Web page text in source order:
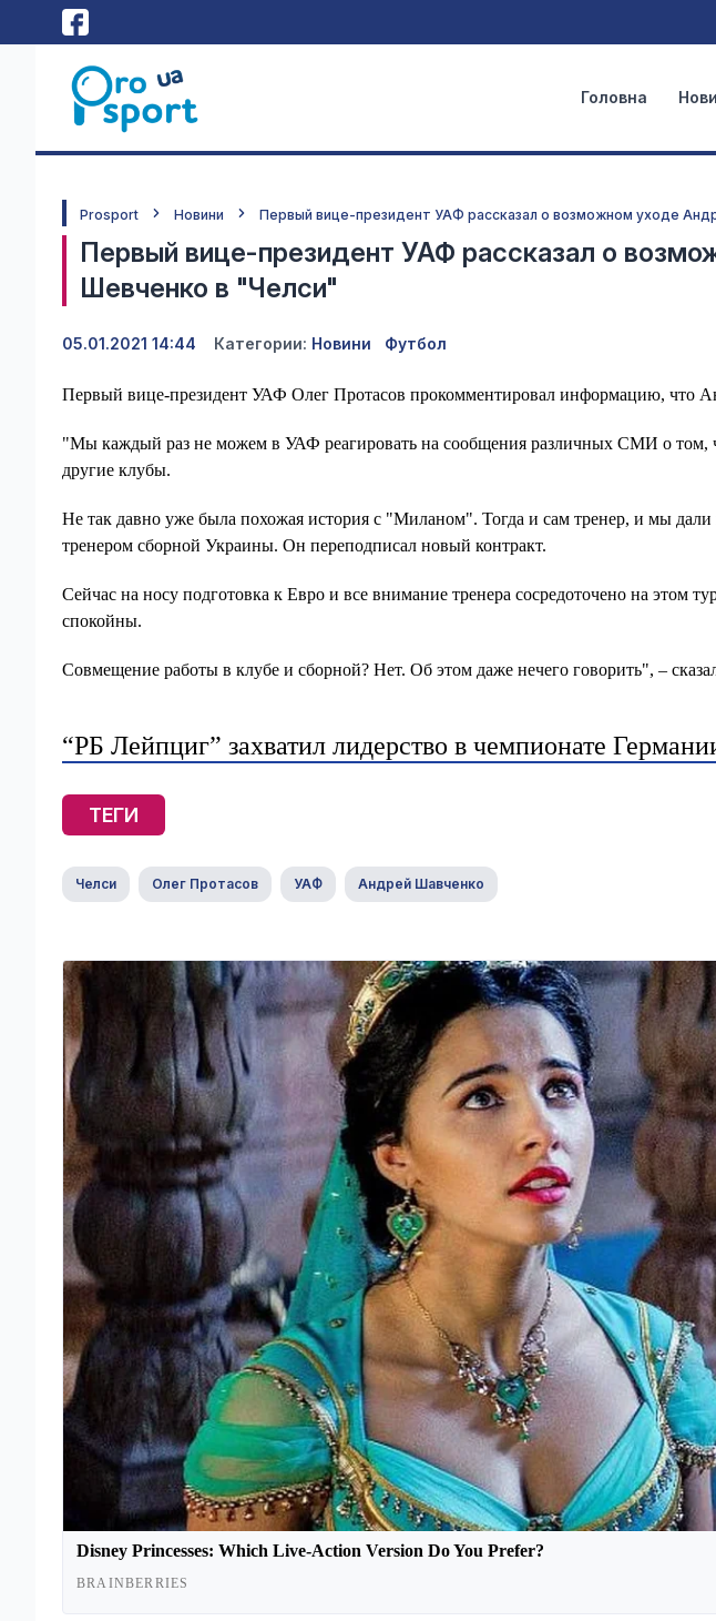
Головна
Prosport Новини Первый вице-президент УАФ рассказал о возможном уходе
Первый вице-президент УАФ рассказал о
Шевченко в "Челси"
05.01.2021 14:44 Категории: Новини Футбол
Первый вице-президент УАФ Олег Протасов прокомментировал информацию, что
"Мы каждый раз не можем в УАФ реагировать на сообщения различных СМИ о том,
другие клубы.
Не так давно уже была похожая история с "Миланом". Тогда и сам тренер, и мы дали
тренером сборной Украины. Он переподписал новый контракт.
Сейчас на носу подготовка к Евро и все внимание тренера сосредоточено на этом
спокойны.
Совмещение работы в клубе и сборной? Нет. Об этом даже нечего говорить", –
“РБ Лейпциг” захватил лидерство в чемпионате
ТЕГИ
Челси Олег Протасов УАФ Андрей Шавченко